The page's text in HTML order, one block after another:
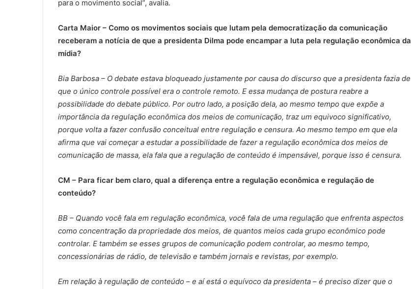
para o movimento social”, avalia.
Carta Maior – Como os movimentos sociais que lutam pela democratização da comunicação
receberam a notícia de que a presidenta Dilma pode encampar a luta pela regulação econômica da
mídia?
Bia Barbosa – O debate estava bloqueado justamente por causa do discurso que a presidenta fazia de
que o único controle possível era o controle remoto. E essa mudança de postura reabre a
possibilidade do debate público. Por outro lado, a posição dela, ao mesmo tempo que expõe a
importância da regulação econômica dos meios de comunicação, traz um equivoco significativo,
porque volta a fazer confusão conceitual entre regulação e censura. Ao mesmo tempo em que ela
afirma que vai começar a estudar a possibilidade de fazer a regulação econômica dos meios de
comunicação de massa, ela fala que a regulação de conteúdo é impensável, porque isso é censura.
CM – Para ficar bem claro, qual a diferença entre a regulação econômica e regulação de
conteúdo?
BB – Quando você fala em regulação econômica, você fala de uma regulação que enfrenta aspectos
como concentração da propriedade dos meios, de quantos meios cada grupo econômico pode
controlar. E também se esses grupos de comunicação podem controlar, ao mesmo tempo,
concessionárias de rádio, de televisão e também jornais e revistas, por exemplo.
Em relação à regulação de conteúdo – e aí está o equívoco da presidenta – é preciso dizer que o